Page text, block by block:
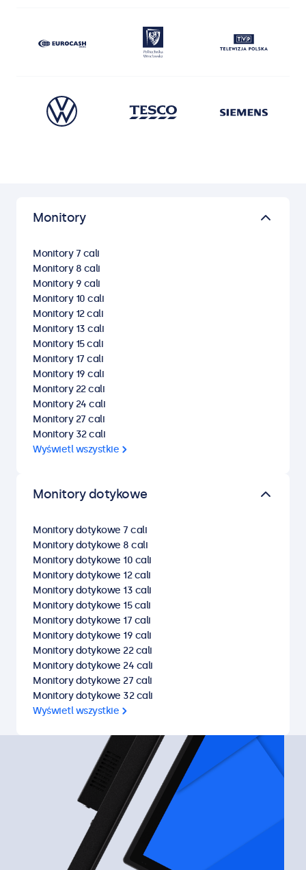
Monitory
Monitory 7 cali
Monitory 8 cali
Monitory 9 cali
Monitory 10 cali
Monitory 12 cali
Monitory 13 cali
Monitory 15 cali
Monitory 17 cali
Monitory 19 cali
Monitory 22 cali
Monitory 24 cali
Monitory 27 cali
Monitory 32 cali
Wyświetl wszystkie
Monitory dotykowe
Monitory dotykowe 7 cali
Monitory dotykowe 8 cali
Monitory dotykowe 10 cali
Monitory dotykowe 12 cali
Monitory dotykowe 13 cali
Monitory dotykowe 15 cali
Monitory dotykowe 17 cali
Monitory dotykowe 19 cali
Monitory dotykowe 22 cali
Monitory dotykowe 24 cali
Monitory dotykowe 27 cali
Monitory dotykowe 32 cali
Wyświetl wszystkie